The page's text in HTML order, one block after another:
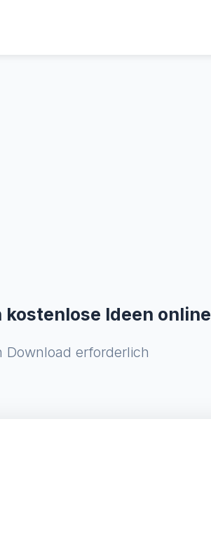
Ideen online
Download erforderlich